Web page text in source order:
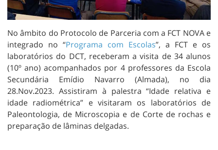
No âmbito do Protocolo de Parceria com a FCT NOVA e
integrado no “Programa com Escolas”, a FCT e os
laboratórios do DCT, receberam a visita de 34 alunos
(10º ano)acompanhados por 4 professores da Escola
Secundária Emídio Navarro (Almada), no dia
28.Nov.2023. Assistiram à palestra “Idade relativa e
idade radiométrica” e visitaram os laboratórios de
Paleontologia, de Microscopia e de Corte de rochas e
preparação de lâminas delgadas.